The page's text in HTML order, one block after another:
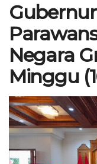
Negara
Minggu